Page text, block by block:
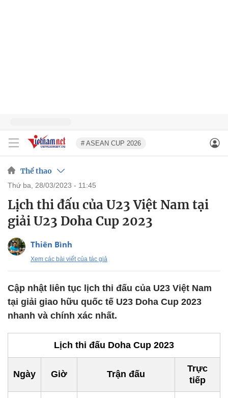
# ASEAN CUP 2026
Thể thao
thứ ba, 28/03/2023 - 11:45
Lịch thi đấu của U23 Việt Nam tại
giải U23 Doha Cup 2023
Thiên Bình
Xem các bài viết của tác giả
Cập nhật liên tục lịch thi đấu của U23 Việt Nam
tại giải giao hữu quốc tế U23 Doha Cup 2023
nhanh và chính xác nhất.
Lịch thi đấu Doha Cup 2023
Ngày Giờ Trận đấu
Trực
tiếp